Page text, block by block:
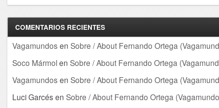
COMENTARIOS RECIENTES
Vagamundos en Sobre / About Fernando Ortega
Soco Mármolen Sobre / About Fernando Ortega
Vagamundos en Sobre / About Fernando Ortega
Luci Garcés en Sobre / About Fernando Ortega